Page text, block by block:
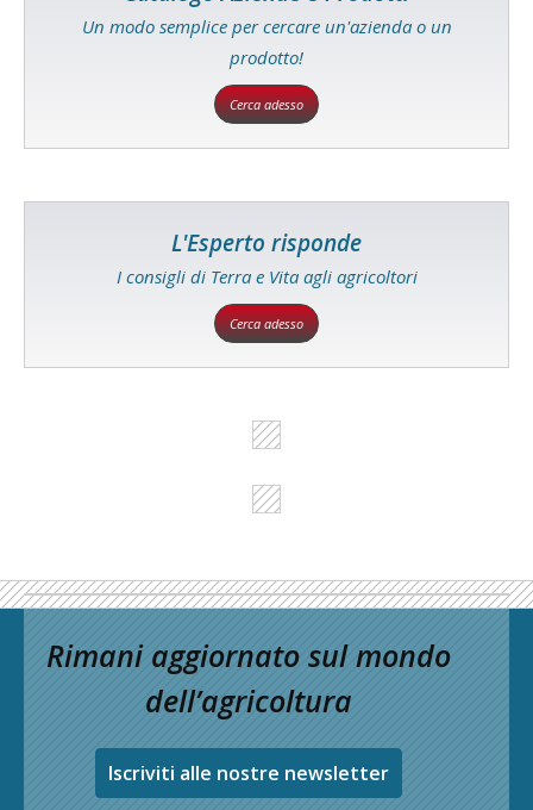
Un modo semplice per cercare un'azienda o un
prodotto!
Cerca adesso
L'Esperto risponde
I consigli di Terra e Vita agli agricoltori
Cerca adesso
Rimani aggiornato sul mondo
dell’agricoltura
Iscriviti alle nostre newsletter